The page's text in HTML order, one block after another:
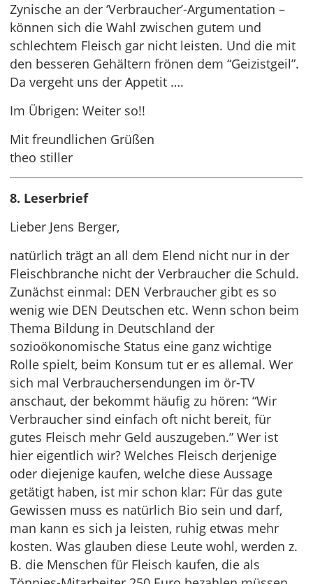
Zynische an der ‘Verbraucher’-Argumentation –
können sich die Wahl zwischen gutem und
schlechtem Fleisch gar nicht leisten. Und die mit
den besseren Gehältern frönen dem “Geizistgeil”.
Da vergeht uns der Appetit ….
Im Übrigen: Weiter so!!
Mit freundlichen Grüßen
theo stiller
8. Leserbrief
Lieber Jens Berger,
natürlich trägt an all dem Elend nicht nur in der
Fleischbranche nicht der Verbraucher die Schuld.
Zunächst einmal: DEN Verbraucher gibt es so
wenig wie DEN Deutschen etc. Wenn schon beim
Thema Bildung in Deutschland der
sozioökonomische Status eine ganz wichtige
Rolle spielt, beim Konsum tut er es allemal. Wer
sich mal Verbrauchersendungen im ör-TV
anschaut, der bekommt häufig zu hören: “Wir
Verbraucher sind einfach oft nicht bereit, für
gutes Fleisch mehr Geld auszugeben.” Wer ist
hier eigentlich wir? Welches Fleisch derjenige
oder diejenige kaufen, welche diese Aussage
getätigt haben, ist mir schon klar: Für das gute
Gewissen muss es natürlich Bio sein und darf,
man kann es sich ja leisten, ruhig etwas mehr
kosten. Was glauben diese Leute wohl, werden z.
B. die Menschen für Fleisch kaufen, die als